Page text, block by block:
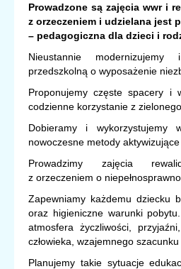
Prowadzone są zajęcia wwr i
z orzeczeniem i udzielana jest
– pedagogiczna dla dzieci i
Nieustannie
przedszkolną o wyposażenie
Proponujemy częste spacery i
codzienne korzystanie z
Dobieramy i wykorzystujemy
nowoczesne metody
Prowadzimy zajęcia
z orzeczeniem o
Zapewniamy każdemu dziecku
oraz higieniczne warunki
atmosfera życzliwości,
człowieka, wzajemnego szacunku
Planujemy takie sytuacje